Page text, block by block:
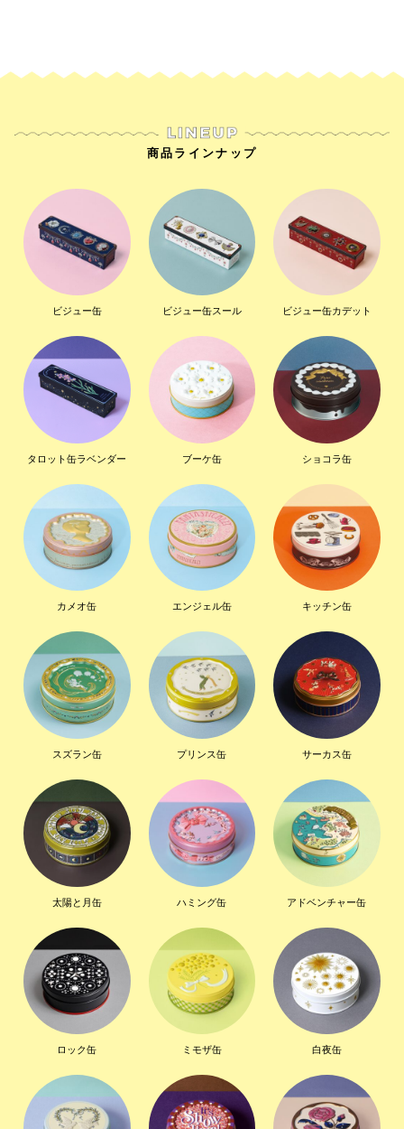
商品ラインナップ
ビジュー缶 ビジュー缶スール ビジュー缶カデット
タロット缶ラベンダー ブーケ缶 ショコラ缶
カメオ缶 エンジェル缶 キッチン缶
スズラン缶 プリンス缶 サーカス缶
太陽と月缶 ハミング缶 アドベンチャー缶
ロック缶 ミモザ缶 白夜缶